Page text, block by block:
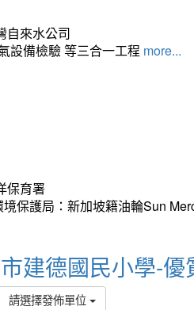
自來水公司
設備檢驗 等三合一工程 more...
保育署
保護局：新加坡籍油輪Sun
建德國民小學-優
請選擇發佈單位